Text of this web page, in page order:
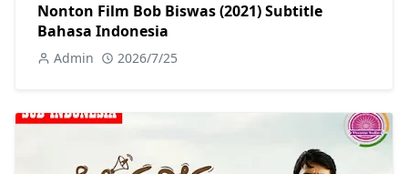
Nonton Film Bob Biswas (2021) Subtitle
Bahasa Indonesia
Admin 2026/7/25